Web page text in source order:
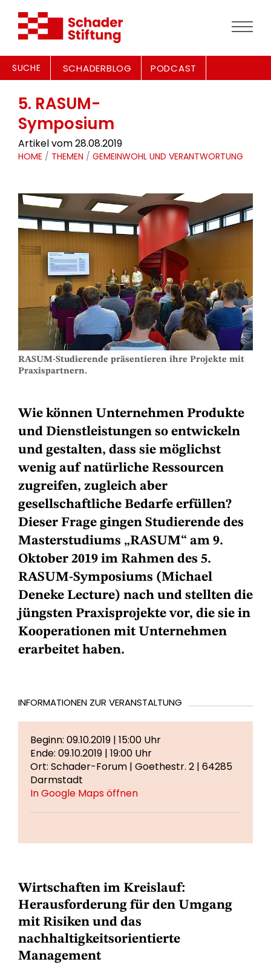
SUCHE SCHADERBLOG PODCAST
5. RASUM-
Symposium
Artikel vom 28.08.2019
HOME / THEMEN / GEMEINWOHL UND VERANTWORTUNG
RASUM-Studierende präsentieren ihre Projekte mit
Praxispartnern.
Wie können Unternehmen Produkte
und Dienstleistungen so entwickeln
und gestalten, dass sie möglichst
wenig auf natürliche Ressourcen
zugreifen, zugleich aber
gesellschaftliche Bedarfe erfüllen?
Dieser Frage gingen Studierende des
Masterstudiums „RASUM“ am 9.
Oktober 2019 im Rahmen des 5.
RASUM-Symposiums (Michael
Deneke Lecture) nach und stellten die
jüngsten Praxisprojekte vor, die sie in
Kooperationen mit Unternehmen
erarbeitet haben.
INFORMATIONEN ZUR VERANSTALTUNG
Beginn: 09.10.2019 | 15:00 Uhr
Ende: 09.10.2019 | 19:00 Uhr
Ort: Schader-Forum | Goethestr. 2 | 64285
Darmstadt
In Google Maps öffnen
Wirtschaften im Kreislauf:
Herausforderung für den Umgang
mit Risiken und das
nachhaltigkeitsorientierte
Management